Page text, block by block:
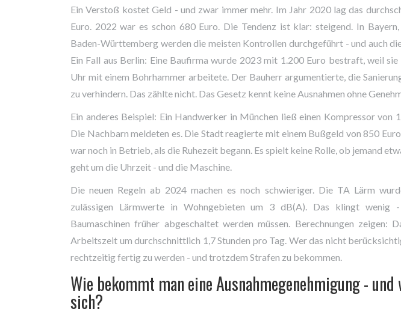
Ein Verstoß kostet Geld - und zwar immer mehr. Im Jahr 2020 lag das
Euro. 2022 war es schon 680 Euro. Die Tendenz ist klar: steigend. In
Baden-Württemberg werden die meisten Kontrollen durchgeführt - und auch
Ein Fall aus Berlin: Eine Baufirma wurde 2023 mit 1.200 Euro bestraft, weil
Uhr mit einem Bohrhammer arbeitete. Der Bauherr argumentierte, die
zu verhindern. Das zählte nicht. Das Gesetz kennt keine Ausnahmen ohne
Ein anderes Beispiel: Ein Handwerker in München ließ einen Kompressor von
Die Nachbarn meldeten es. Die Stadt reagierte mit einem Bußgeld von 850
war noch in Betrieb, als die Ruhezeit begann. Es spielt keine Rolle, ob jemand
geht um die Uhrzeit - und die Maschine.
Die neuen Regeln ab 2024 machen es noch schwieriger. Die TA Lärm
zulässigen Lärmwerte in Wohngebieten um 3 dB(A). Das klingt wenig
Baumaschinen früher abgeschaltet werden müssen. Berechnungen zeigen:
Arbeitszeit um durchschnittlich 1,7 Stunden pro Tag. Wer das nicht
rechtzeitig fertig zu werden - und trotzdem Strafen zu bekommen.
Wie bekommt man eine Ausnahmegenehmigung - und
sich?